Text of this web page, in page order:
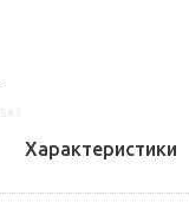
Характеристики